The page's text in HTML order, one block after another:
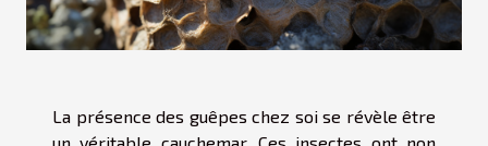
La présence des guêpes chez soi se révèle être
un véritable cauchemar. Ces insectes ont non